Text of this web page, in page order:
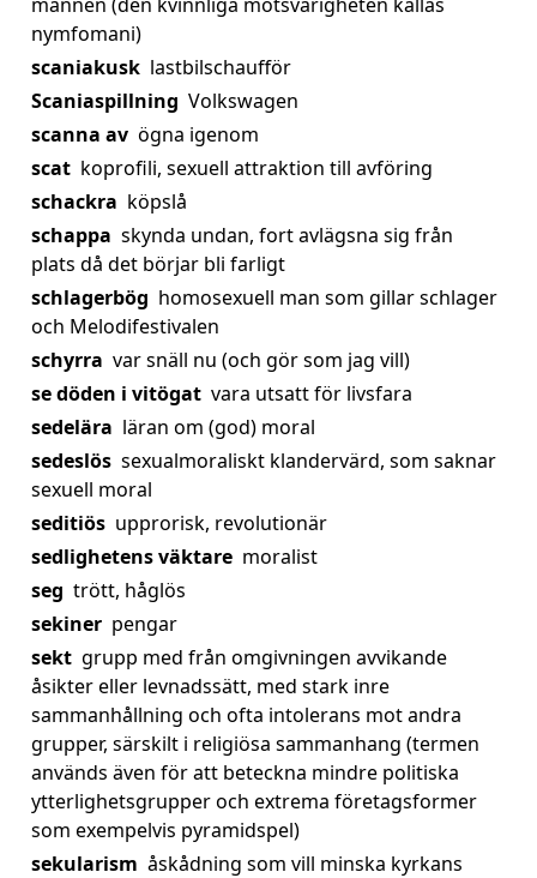
nymfomani)
scaniakusk lastbilschaufför
Scaniaspillning Volkswagen
scanna av ögna igenom
scat koprofili, sexuell attraktion till avföring
schackra köpslå
schappa skynda undan, fort avlägsna sig från
plats då det börjar bli farligt
schlagerbög homosexuell man som gillar schlager
och Melodifestivalen
schyrra var snäll nu (och gör som jag vill)
se döden i vitögat vara utsatt för livsfara
sedelära läran om (god) moral
sedeslös sexualmoraliskt klandervärd, som saknar
sexuell moral
seditiös upprorisk, revolutionär
sedlighetens väktare moralist
seg trött, håglös
sekiner pengar
sekt grupp med från omgivningen avvikande
åsikter eller levnadssätt, med stark inre
sammanhållning och ofta intolerans mot andra
grupper, särskilt i religiösa sammanhang (termen
används även för att beteckna mindre politiska
ytterlighetsgrupper och extrema företagsformer
som exempelvis pyramidspel)
sekularism åskådning som vill minska kyrkans